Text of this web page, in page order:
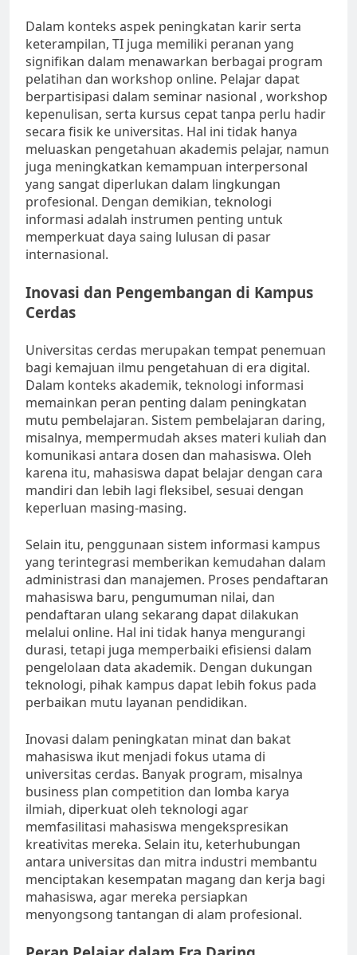
Dalam konteks aspek peningkatan karir serta
keterampilan, TI juga memiliki peranan yang
signifikan dalam menawarkan berbagai program
pelatihan dan workshop online. Pelajar dapat
berpartisipasi dalam seminar nasional , workshop
kepenulisan, serta kursus cepat tanpa perlu hadir
secara fisik ke universitas. Hal ini tidak hanya
meluaskan pengetahuan akademis pelajar, namun
juga meningkatkan kemampuan interpersonal
yang sangat diperlukan dalam lingkungan
profesional. Dengan demikian, teknologi
informasi adalah instrumen penting untuk
memperkuat daya saing lulusan di pasar
internasional.
Inovasi dan Pengembangan di Kampus
Cerdas
Universitas cerdas merupakan tempat penemuan
bagi kemajuan ilmu pengetahuan di era digital.
Dalam konteks akademik, teknologi informasi
memainkan peran penting dalam peningkatan
mutu pembelajaran. Sistem pembelajaran daring,
misalnya, mempermudah akses materi kuliah dan
komunikasi antara dosen dan mahasiswa. Oleh
karena itu, mahasiswa dapat belajar dengan cara
mandiri dan lebih lagi fleksibel, sesuai dengan
keperluan masing-masing.
Selain itu, penggunaan sistem informasi kampus
yang terintegrasi memberikan kemudahan dalam
administrasi dan manajemen. Proses pendaftaran
mahasiswa baru, pengumuman nilai, dan
pendaftaran ulang sekarang dapat dilakukan
melalui online. Hal ini tidak hanya mengurangi
durasi, tetapi juga memperbaiki efisiensi dalam
pengelolaan data akademik. Dengan dukungan
teknologi, pihak kampus dapat lebih fokus pada
perbaikan mutu layanan pendidikan.
Inovasi dalam peningkatan minat dan bakat
mahasiswa ikut menjadi fokus utama di
universitas cerdas. Banyak program, misalnya
business plan competition dan lomba karya
ilmiah, diperkuat oleh teknologi agar
memfasilitasi mahasiswa mengekspresikan
kreativitas mereka. Selain itu, keterhubungan
antara universitas dan mitra industri membantu
menciptakan kesempatan magang dan kerja bagi
mahasiswa, agar mereka persiapkan
menyongsong tantangan di alam profesional.